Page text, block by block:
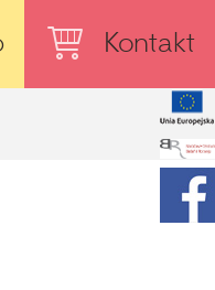
Kontakt